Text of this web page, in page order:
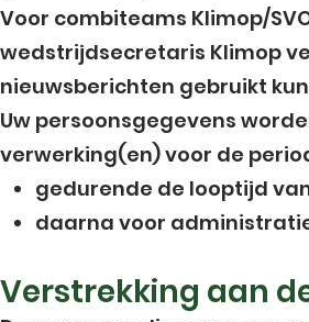
Voor combiteams Klimop/
wedstrijdsecretaris Klimop
nieuwsberichten gebruikt
Uw persoonsgegevens
verwerking(en) voor de
gedurende de looptijd
daarna voor
Verstrekking aan